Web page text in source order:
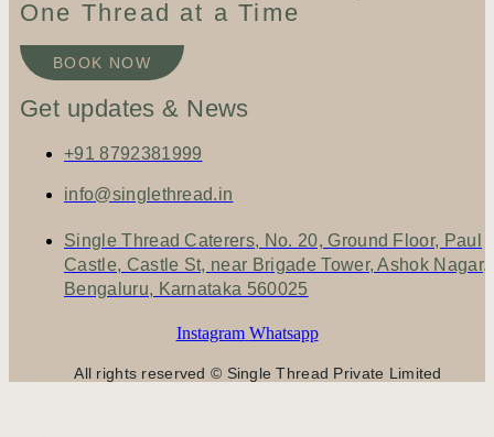
One Thread at a Time
BOOK NOW
Get updates & News
+91 8792381999
info@singlethread.in
Single Thread Caterers, No. 20, Ground Floor, Paul
Castle, Castle St, near Brigade Tower, Ashok Nagar,
Bengaluru, Karnataka 560025
Instagram Whatsapp
All rights reserved © Single Thread Private Limited